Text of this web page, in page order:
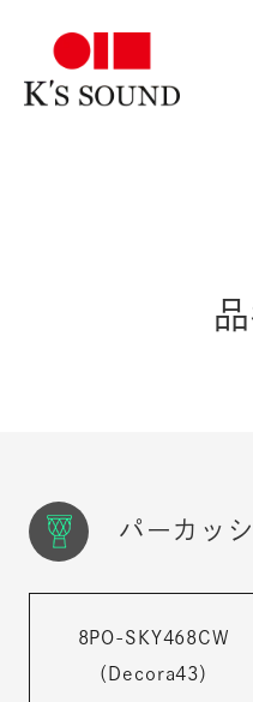
パーカッ
8PO-SKY468CW
（Decora43）